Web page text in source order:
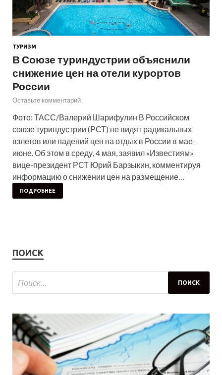
ТУРИЗМ
В Союзе туриндустрии объяснили
снижение цен на отели курортов
России
Оставьте комментарий
Фото: ТАСС/Валерий Шарифулин В Российском
союзе туриндустрии (РСТ) не видят радикальных
взлетов или падений цен на отдых в России в мае-
июне. Об этом в среду, 4 мая, заявил «Известиям»
вице-президент РСТ Юрий Барзыкин, комментируя
информацию о снижении цен на размещение…
ПОДРОБНЕЕ
ПОИСК